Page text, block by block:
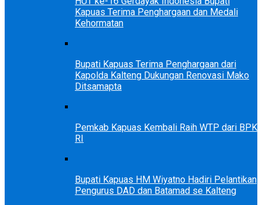
Kapuas Terima Penghargaan dan Medali
Kehormatan
Bupati Kapuas Terima Penghargaan dari
Kapolda Kalteng Dukungan Renovasi Mako
Ditsamapta
Pemkab Kapuas Kembali Raih WTP dari BPK
RI
Bupati Kapuas HM Wiyatno Hadiri Pelantikan
Pengurus DAD dan Batamad se Kalteng